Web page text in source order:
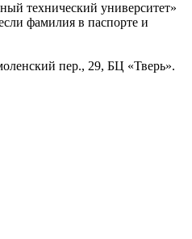
технический университет»
фамилия в паспорте и
пер., 29, БЦ «Тверь».